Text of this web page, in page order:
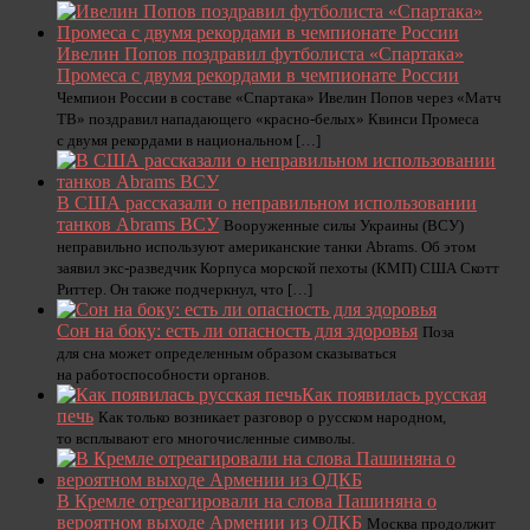
Ивелин Попов поздравил футболиста «Спартака»
Промеса с двумя рекордами в чемпионате России
Чемпион России в составе «Спартака» Ивелин Попов через «Матч
ТВ» поздравил нападающего «красно‑белых» Квинси Промеса
с двумя рекордами в национальном […]
В США рассказали о неправильном использовании
танков Abrams ВСУ Вооруженные силы Украины (ВСУ)
неправильно используют американские танки Abrams. Об этом
заявил экс-разведчик Корпуса морской пехоты (КМП) США Скотт
Риттер. Он также подчеркнул, что […]
Сон на боку: есть ли опасность для здоровья Поза
для сна может определенным образом сказываться
на работоспособности органов.
Как появилась русская
печь Как только возникает разговор о русском народном,
то всплывают его многочисленные символы.
В Кремле отреагировали на слова Пашиняна о
вероятном выходе Армении из ОДКБ Москва продолжит